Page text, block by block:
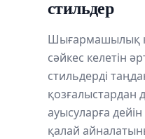
стильдер
Шығармашылық
сәйкес келетін
стильдерді
қозғалыстардан
ауысуларға дейін
қалай